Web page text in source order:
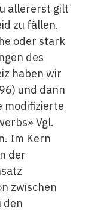
allererst gilt
zu fällen.
oder stark
des
haben wir
und dann
modifizierte
Vgl.
Im Kern
der
zwischen
den